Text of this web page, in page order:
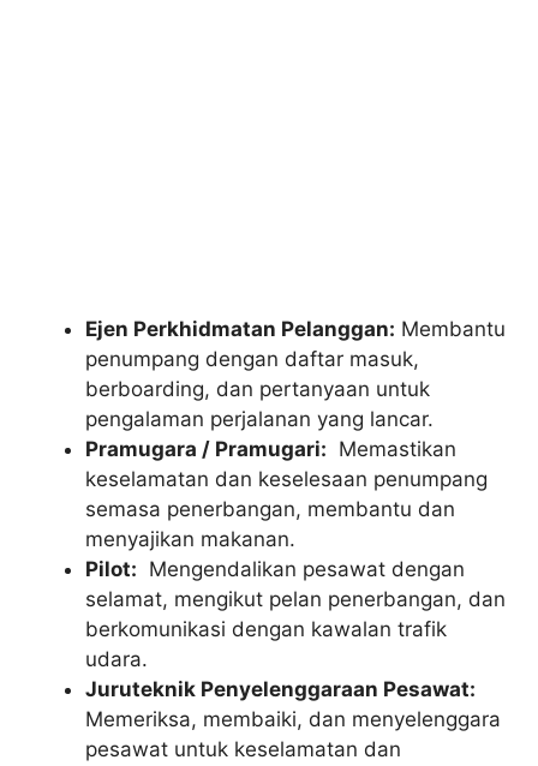
Ejen Perkhidmatan Pelanggan: Membantu
penumpang dengan daftar masuk,
berboarding, dan pertanyaan untuk
pengalaman perjalanan yang lancar.
Pramugara / Pramugari: Memastikan
keselamatan dan keselesaan penumpang
semasa penerbangan, membantu dan
menyajikan makanan.
Pilot: Mengendalikan pesawat dengan
selamat, mengikut pelan penerbangan, dan
berkomunikasi dengan kawalan trafik
udara.
Juruteknik Penyelenggaraan Pesawat:
Memeriksa, membaiki, dan menyelenggara
pesawat untuk keselamatan dan